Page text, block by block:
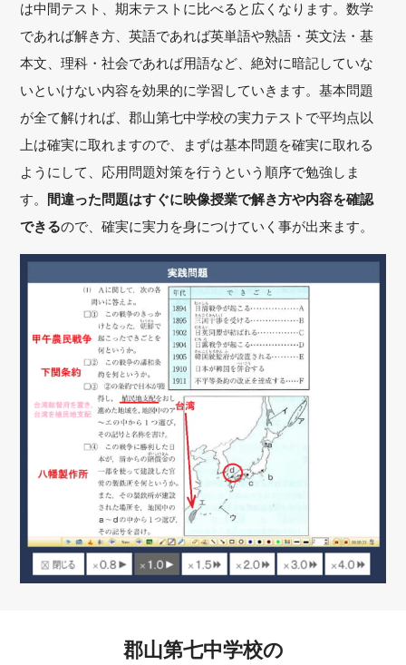
は中間テスト、期末テストに比べると広くなります。数学
であれば解き方、英語であれば英単語や熟語・英文法・基
本文、理科・社会であれば用語など、絶対に暗記していな
いといけない内容を効果的に学習していきます。基本問題
が全て解ければ、郡山第七中学校の実力テストで平均点以
上は確実に取れますので、まずは基本問題を確実に取れる
ようにして、応用問題対策を行うという順序で勉強しま
す。 間違った問題はすぐに映像授業で解き方や内容を確認
できるので、確実に実力を身につけていく事が出来ます。
郡山第七中学校の